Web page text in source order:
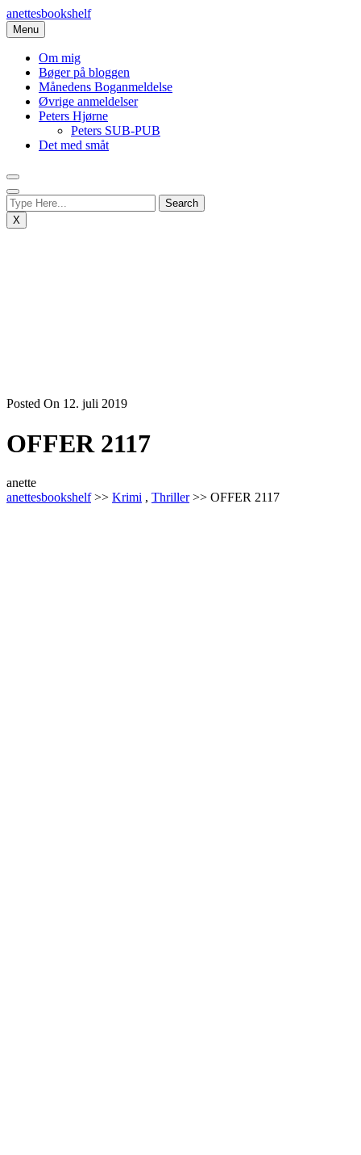
Skip
to
content
anettesbookshelf
Menu
Om mig
Bøger på bloggen
Månedens Boganmeldelse
Øvrige anmeldelser
Peters Hjørne
Peters SUB-PUB
Det med småt
X
Posted On 12. juli 2019
OFFER 2117
anette
anettesbookshelf>> Krimi , Thriller>> OFFER 2117